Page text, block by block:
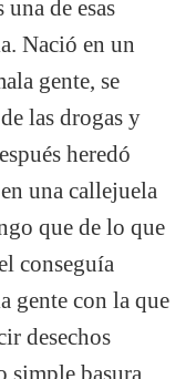
de esas
Nació en un
gente, se
las drogas y
heredó
una callejuela
que de lo que
conseguía
gente con la que
desechos
basura,